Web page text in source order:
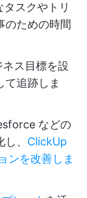
スクやトリ
のための時間
ス目標を設
て追跡しま
などの
、 ClickUp
ンを改善しま